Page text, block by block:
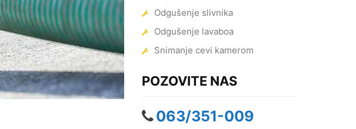
Odgušenje slivnika
Odgušenje lavaboa
Snimanje cevi kamerom
POZOVITE NAS
063/351-009